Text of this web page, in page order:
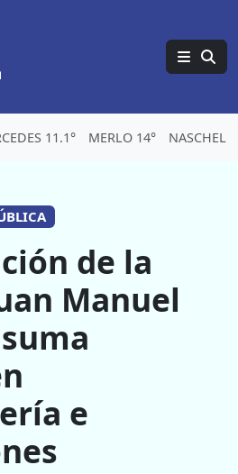
11.1° MERLO 14° NASCHEL
de la
Manuel
e